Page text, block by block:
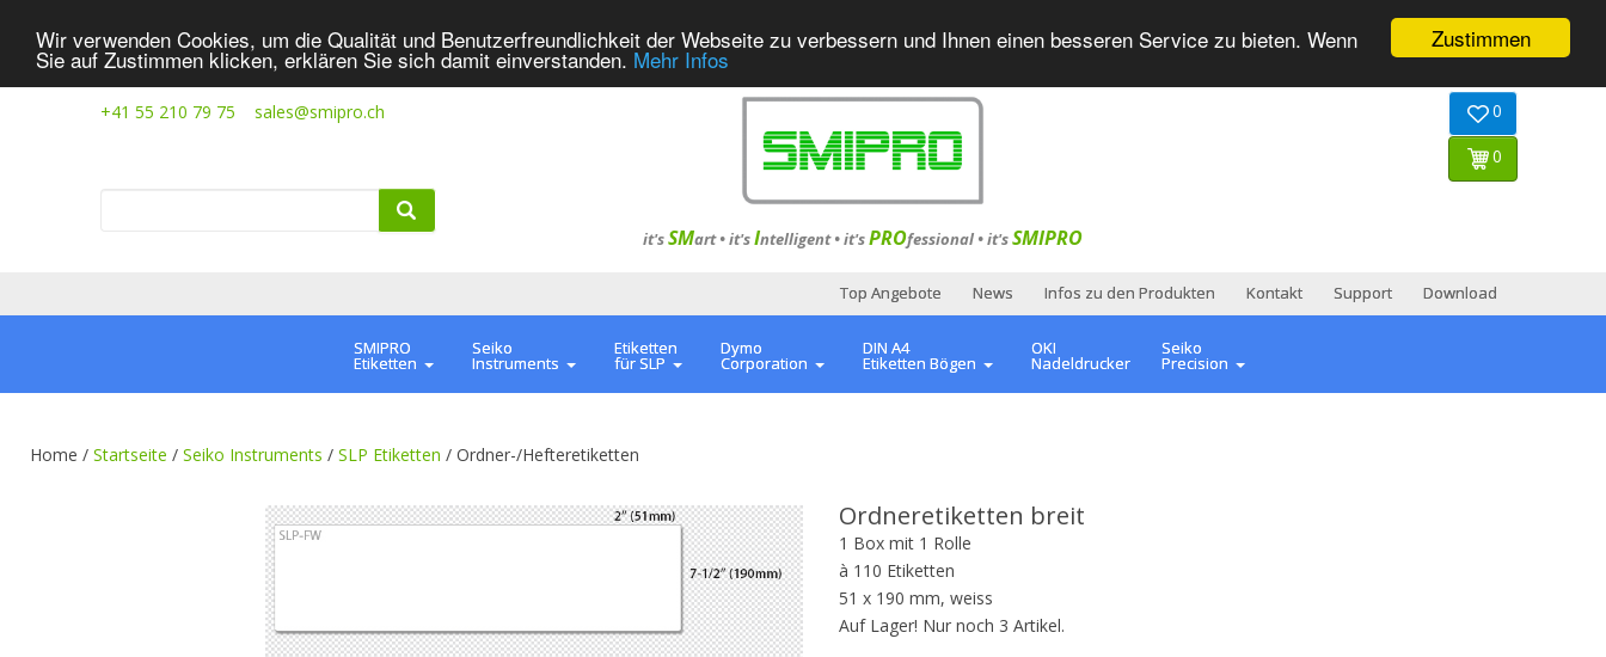
Zustimmen
Wir verwenden Cookies, um die Qualität und Benutzerfreundlichkeit der Webseite zu verbessern und Ihnen einen besseren Service zu bieten. Wenn
Sie auf Zustimmen klicken, erklären Sie sich damit einverstanden. Mehr Infos
+41 55 210 79 75 sales@smipro.ch
it'sSMart •it'sIntelligent•it'sPROfessional•it'sSMIPRO
0
0
Top Angebote News Infos zu den Produkten Kontakt Support Download
SMIPRO
Etiketten
Seiko
Instruments
Etiketten
für SLP
Dymo
Corporation
DIN A4
Etiketten Bögen
OKI
Nadeldrucker
Seiko
Precision
Home / Startseite / Seiko Instruments / SLP Etiketten / Ordner-/Hefteretiketten
Ordneretiketten breit
1 Box mit 1 Rolle
à 110 Etiketten
51 x 190 mm, weiss
Auf Lager! Nur noch 3 Artikel.